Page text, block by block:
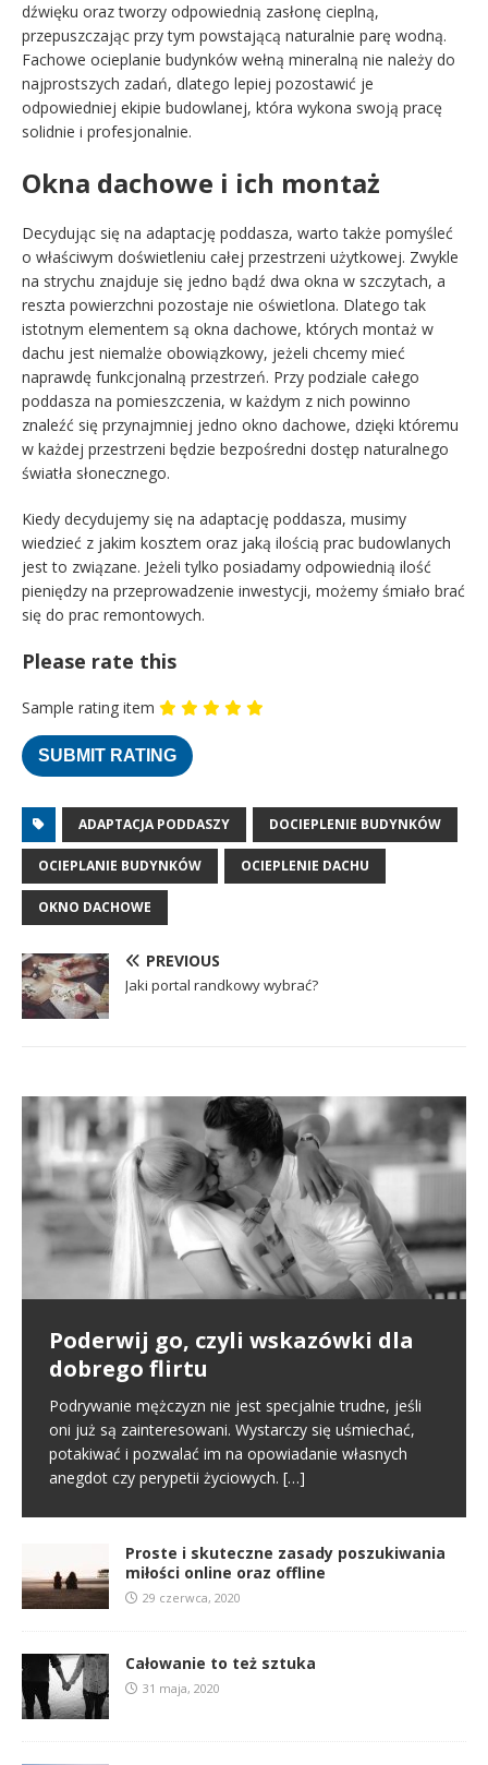
dźwięku oraz tworzy odpowiednią zasłonę cieplną,
przepuszczając przy tym powstającą naturalnie parę wodną.
Fachowe ocieplanie budynków wełną mineralną nie należy do
najprostszych zadań, dlatego lepiej pozostawić je
odpowiedniej ekipie budowlanej, która wykona swoją pracę
solidnie i profesjonalnie.
Okna dachowe i ich montaż
Decydując się na adaptację poddasza, warto także pomyśleć
o właściwym doświetleniu całej przestrzeni użytkowej. Zwykle
na strychu znajduje się jedno bądź dwa okna w szczytach, a
reszta powierzchni pozostaje nie oświetlona. Dlatego tak
istotnym elementem są okna dachowe, których montaż w
dachu jest niemalże obowiązkowy, jeżeli chcemy mieć
naprawdę funkcjonalną przestrzeń. Przy podziale całego
poddasza na pomieszczenia, w każdym z nich powinno
znaleźć się przynajmniej jedno okno dachowe, dzięki któremu
w każdej przestrzeni będzie bezpośredni dostęp naturalnego
światła słonecznego.
Kiedy decydujemy się na adaptację poddasza, musimy
wiedzieć z jakim kosztem oraz jaką ilością prac budowlanych
jest to związane. Jeżeli tylko posiadamy odpowiednią ilość
pieniędzy na przeprowadzenie inwestycji, możemy śmiało brać
się do prac remontowych.
Please rate this
Sample rating item
ADAPTACJA PODDASZY DOCIEPLENIE BUDYNKÓW
OCIEPLANIE BUDYNKÓW OCIEPLENIE DACHU
OKNO DACHOWE
PREVIOUS
Jaki portal randkowy wybrać?
Poderwij go, czyli wskazówki dla
dobrego flirtu
Podrywanie mężczyzn nie jest specjalnie trudne, jeśli
oni już są zainteresowani. Wystarczy się uśmiechać,
potakiwać i pozwalać im na opowiadanie własnych
anegdot czy perypetii życiowych. […]
Pierwsze spotkanie
Poznajemy się na portalu randkowym i naszym
pierwszym kontaktem jest randka online. To normalny
schemat we współczesnym świecie. Na tym etapie
tworzy się pierwsze pierwsze[…]
Proste i skuteczne zasady
poszukiwania miłości online oraz
offline
W miłości nic nie jest proste i między innymi dlatego
jest ona tak wspaniała. Nie oznacza to jednak, że
samo zabieranie się za miłość musi
Proste i skuteczne zasady poszukiwania
miłości online oraz offline
29 czerwca, 2020
Całowanie to też sztuka
31 maja, 2020